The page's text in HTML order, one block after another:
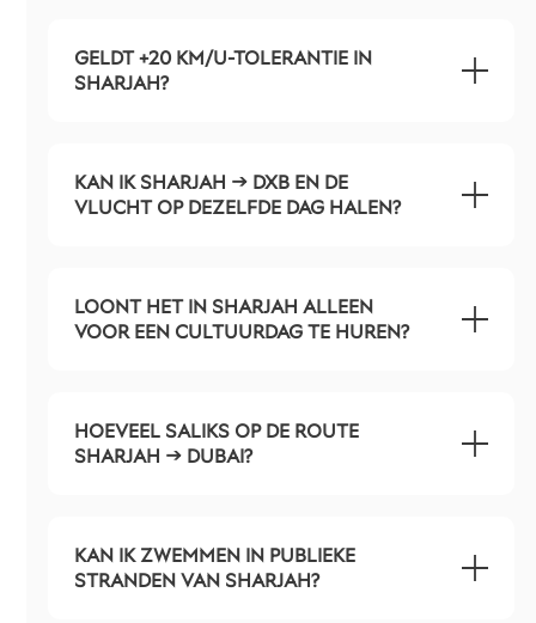
GELDT +20 KM/U-TOLERANTIE IN
SHARJAH?
KAN IK SHARJAH → DXB EN DE
VLUCHT OP DEZELFDE DAG HALEN?
LOONT HET IN SHARJAH ALLEEN
VOOR EEN CULTUURDAG TE HUREN?
HOEVEEL SALIKS OP DE ROUTE
SHARJAH → DUBAI?
KAN IK ZWEMMEN IN PUBLIEKE
STRANDEN VAN SHARJAH?